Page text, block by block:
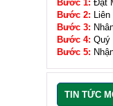
Bước 1: Đặt
Bước 2:
Bước 3:
Bước 4: Quý
Bước 5:
TIN TỨC